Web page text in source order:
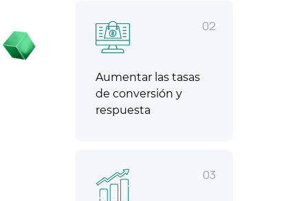
02
Aumentar las tasas
de conversión y
respuesta
03